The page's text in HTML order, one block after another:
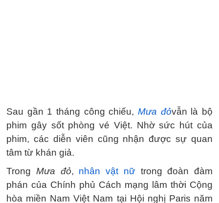
Sau gần 1 tháng công chiếu, Mưa đỏvẫn là bộ
phim gây sốt phòng vé Việt. Nhờ sức hút của
phim, các diễn viên cũng nhận được sự quan
tâm từ khán giả.
Trong Mưa đỏ, nhân vật nữtrong đoàn đàm
phán của Chính phủ Cách mạng lâm thời Cộng
hòa miền Nam Việt Nam tại Hội nghị Paris năm